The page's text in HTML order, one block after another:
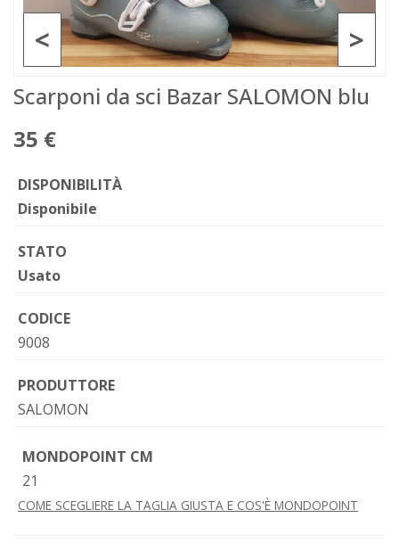
>
<
Scarponi da sci Bazar SALOMON blu
35 €
DISPONIBILITÀ
Disponibile
STATO
Usato
CODICE
9008
PRODUTTORE
SALOMON
MONDOPOINT CM
21
COME SCEGLIERE LA TAGLIA GIUSTA E COS'È MONDOPOINT